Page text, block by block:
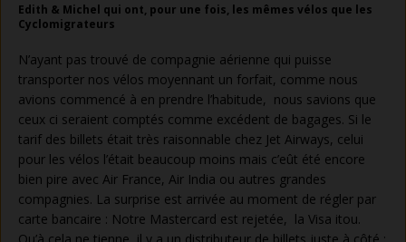
Edith & Michel qui ont, pour une fois, les mêmes vélos que les
Cyclomigrateurs
N’ayant pas trouvé de compagnie aérienne qui puisse
transporter nos vélos moyennant un forfait, comme nous
avions commencé à en prendre l’habitude, nous savions que
ceux ci seraient comptés comme excédent de bagages. Si le
tarif des billets était très raisonnable chez Jet Airways, celui
pour les vélos l’était beaucoup moins mais c’eût été encore
bien pire avec Air France, Air India ou autres grandes
compagnies. La surprise est arrivée au moment de régler par
carte bancaire : Notre Mastercard est rejetée, la Visa itou.